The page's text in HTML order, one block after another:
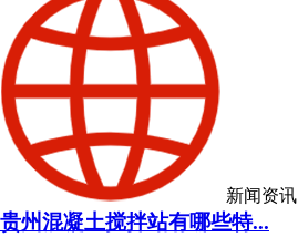
新闻资讯
贵州混凝土搅拌站有哪些特...